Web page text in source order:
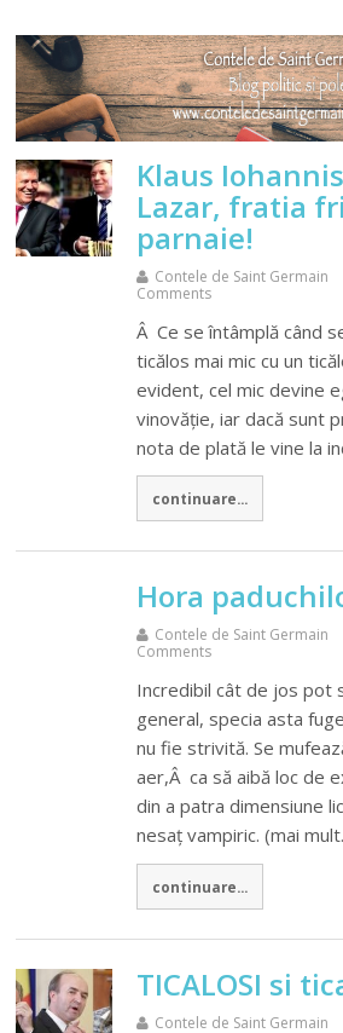
Klaus
Lazar, fratia
parnaie!
Contele de Saint Germain
Comments
Â Ce se întâmplă când
ticălos mai mic cu un
evident, cel mic devine
vinovăție, iar dacă sunt
nota de plată le vine la
continuare...
Hora
Contele de Saint Germain
Comments
Incredibil cât de jos pot
general, specia asta
nu fie strivită. Se
aer,Â ca să aibă loc de
din a patra dimensiune
nesaț vampiric. (mai
continuare...
TICALOSI si
Contele de Saint Germain